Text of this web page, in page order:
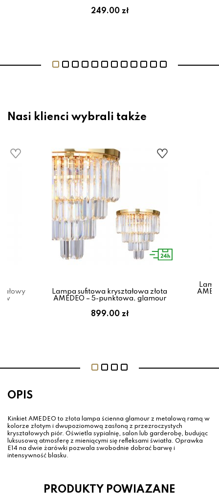
249.00 zł
Nasi klienci wybrali także
Lampa sufitowa kryształowa złota
AMEDEO – 5-punktowa, glamour
899.00 zł
OPIS
Kinkiet AMEDEO to złota lampa ścienna glamour z metalową ramą w
kolorze złotym i dwupoziomową zasłoną z przezroczystych
kryształowych piór. Oświetla sypialnię, salon lub garderobę, budując
luksusową atmosferę z mieniącymi się refleksami światła. Oprawka
E14 na dwie żarówki pozwala swobodnie dobrać barwę i
intensywność blasku.
PRODUKTY POWIAZANE